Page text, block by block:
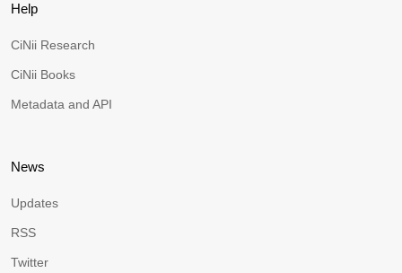
Help
CiNii Research
CiNii Books
Metadata and API
News
Updates
RSS
Twitter